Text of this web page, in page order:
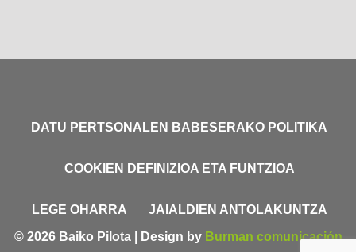
DATU PERTSONALEN BABESERAKO POLITIKA
COOKIEN DEFINIZIOA ETA FUNTZIOA
LEGE OHARRA
JAIALDIEN ANTOLAKUNTZA
© 2026 Baiko Pilota | Design by Burman comunicación